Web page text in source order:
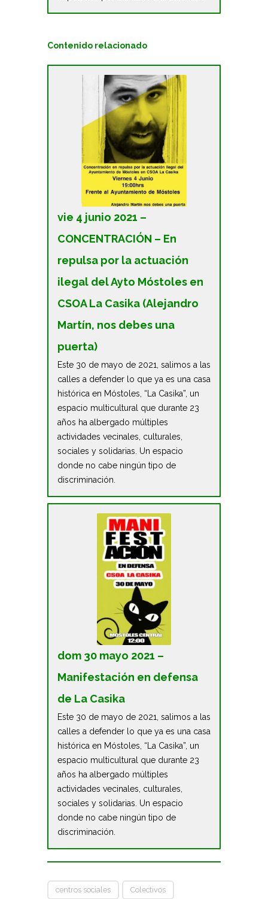
Contenido relacionado
vie 4 junio 2021 –
CONCENTRACIÓN – En
repulsa por la actuación
ilegal del Ayto Móstoles en
CSOA La Casika (Alejandro
Martín, nos debes una
puerta)
Este 30 de mayo de 2021, salimos a las
calles a defender lo que ya es una casa
histórica en Móstoles, “La Casika”, un
espacio multicultural que durante 23
años ha albergado múltiples
actividades vecinales, culturales,
sociales y solidarias. Un espacio
donde no cabe ningún tipo de
discriminación.
dom 30 mayo 2021 –
Manifestación en defensa
de La Casika
Este 30 de mayo de 2021, salimos a las
calles a defender lo que ya es una casa
histórica en Móstoles, “La Casika”, un
espacio multicultural que durante 23
años ha albergado múltiples
actividades vecinales, culturales,
sociales y solidarias. Un espacio
donde no cabe ningún tipo de
discriminación.
centros sociales Colectivos